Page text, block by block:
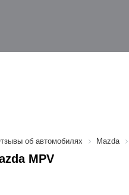
об автомобилях Mazda
MPV